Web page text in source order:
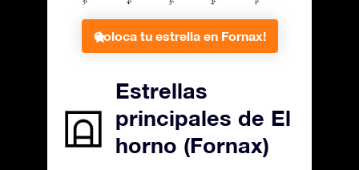
Coloca tu estrella en Fornax!
Estrellas
principales de El
horno (Fornax)